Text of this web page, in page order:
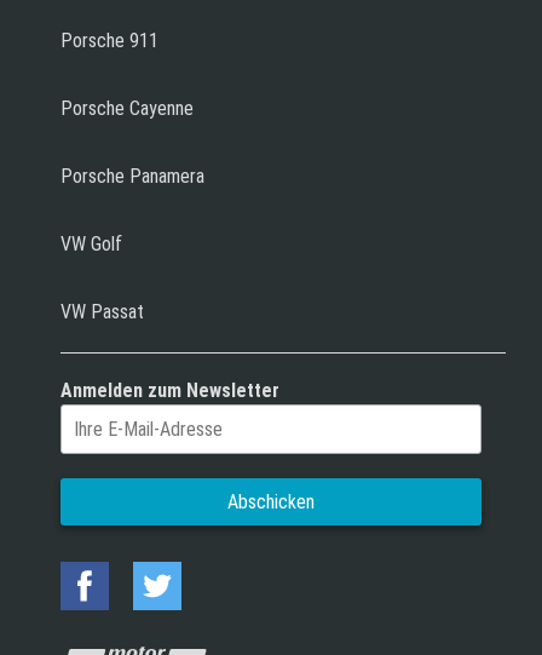
Porsche 911
Porsche Cayenne
Porsche Panamera
VW Golf
VW Passat
Anmelden zum Newsletter